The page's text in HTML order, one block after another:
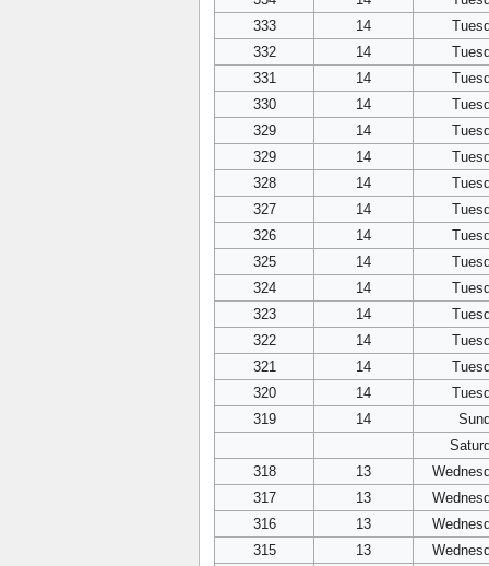
333
14
332
14
331
14
330
14
329
14
329
14
328
14
327
14
326
14
325
14
324
14
323
14
322
14
321
14
320
14
319
14
318
13
317
13
316
13
315
13